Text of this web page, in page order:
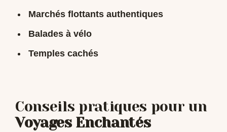
Marchés flottants authentiques
Balades à vélo
Temples cachés
Conseils pratiques pour un
Voyages Enchantés